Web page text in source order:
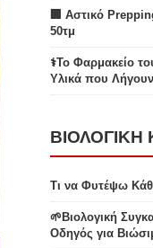
🏢 Αστικό
50τμ
⚕️Το Φαρμακείο
Υλικά που
ΒΙΟΛΟΓΙΚΗ
Τι να Φυτέψω
🌱Βιολογική
Οδηγός για